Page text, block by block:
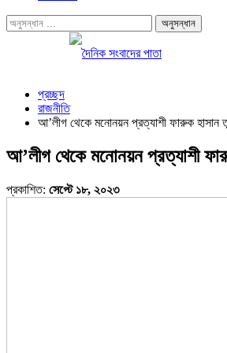
প্রচ্ছদ
রাজনীতি
আ’লীগ থেকে মনোনয়ন প্রত্যাশী ফারুক হাসান
আ’লীগ থেকে মনোনয়ন প্রত্যাশী
প্রকাশিত: সেপ্টে ১৮, ২০২৩